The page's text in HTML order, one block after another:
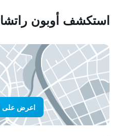
استكشف أوبون
اعرض على